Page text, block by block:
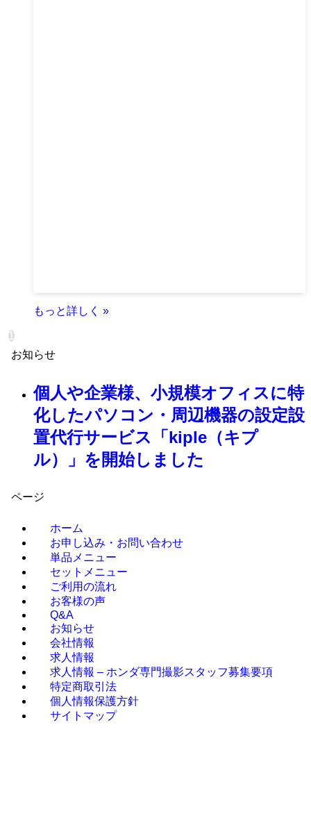
1
お知らせ
個人や企業様、小規模オフィスに特
化したパソコン・周辺機器の設定設
置代行サービス「kiple（キプ
ル）」を開始しました
ページ
ホーム
お申し込み・お問い合わせ
単品メニュー
セットメニュー
ご利用の流れ
お客様の声
Q&A
お知らせ
会社情報
求人情報
求人情報 – ホンダ専門撮影スタッフ募集要項
特定商取引法
個人情報保護方針
サイトマップ